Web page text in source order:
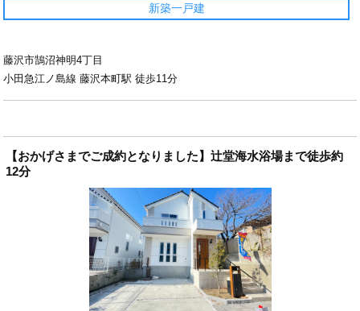
新築一戸建
藤沢市鵠沼神明4丁目
小田急江ノ島線 藤沢本町駅 徒歩11分
【おかげさまでご成約となりました】辻堂海水浴場まで徒歩約
12分